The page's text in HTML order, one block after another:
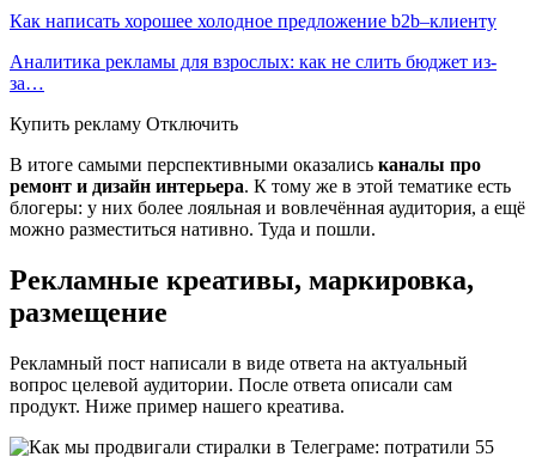
Как написать хорошее холодное предложение b2b–клиенту
Аналитика рекламы для взрослых: как не слить бюджет из-
за…
Купить рекламу Отключить
В итоге самыми перспективными оказались каналы про
ремонт и дизайн интерьера. К тому же в этой тематике есть
блогеры: у них более лояльная и вовлечённая аудитория, а ещё
можно разместиться нативно. Туда и пошли.
Рекламные креативы, маркировка,
размещение
Рекламный пост написали в виде ответа на актуальный
вопрос целевой аудитории. После ответа описали сам
продукт. Ниже пример нашего креатива.